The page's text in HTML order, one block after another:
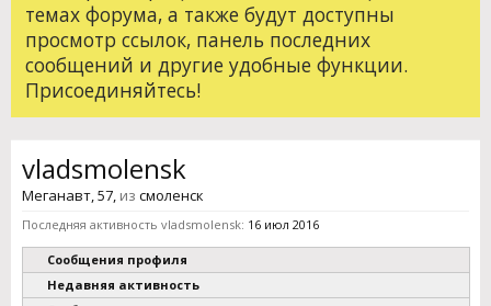
темах форума, а также будут доступны
просмотр ссылок, панель последних
сообщений и другие удобные функции.
Присоединяйтесь!
vladsmolensk
Меганавт, 57, из смоленск
Последняя активность vladsmolensk: 16 июл 2016
Сообщения профиля
Недавняя активность